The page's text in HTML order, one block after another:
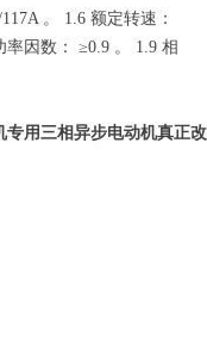
。 1.6 额定转速：
率因数： ≥0.9 。 1.9 相
用三相异步电动机真正改